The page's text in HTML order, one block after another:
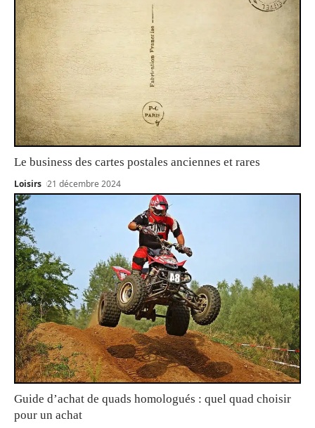
Le business des cartes postales anciennes et rares
Loisirs 21 décembre 2024
Guide d’achat de quads homologués : quel quad choisir
pour un achat